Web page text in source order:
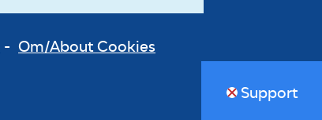
- Om/About Cookies
Support